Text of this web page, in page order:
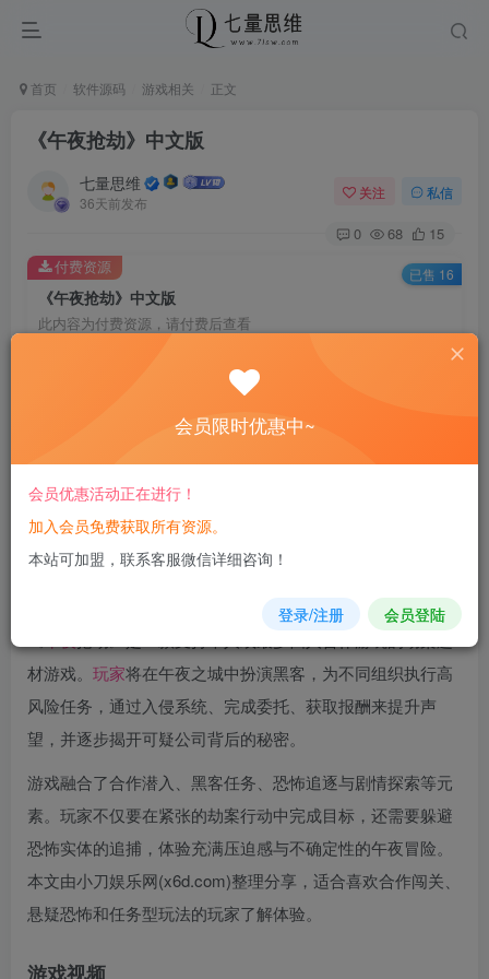
首页 软件源码 游戏相关 正文
《午夜抢劫》中文版
七量思维
36天前发布
关注 私信
0 68 15
《午夜抢劫》中文版
此内容为付费资源，请付费后查看
6.6
您当前未登录！建议登陆后购买，可保存购买订单
付费资源 已售 16
材游戏。 玩家将在午夜之城中扮演黑客，为不同组织执行高
风险任务，通过入侵系统、完成委托、获取报酬来提升声
望，并逐步揭开可疑公司背后的秘密。
游戏融合了合作潜入、黑客任务、恐怖追逐与剧情探索等元
素。玩家不仅要在紧张的劫案行动中完成目标，还需要躲避
恐怖实体的追捕，体验充满压迫感与不确定性的午夜冒险。
本文由小刀娱乐网(x6d.com)整理分享，适合喜欢合作闯关、
悬疑恐怖和任务型玩法的玩家了解体验。
会员限时优惠中~
会员优惠活动正在进行！
加入会员免费获取所有资源。
本站可加盟，联系客服微信详细咨询！
登录/注册 会员登陆